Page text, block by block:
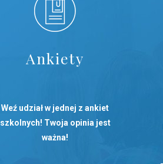
Ankiety
Weź udział w jednej z ankiet
szkolnych! Twoja opinia jest
ważna!